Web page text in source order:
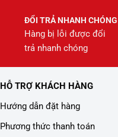
ĐỔI TRẢ NHANH CHÓNG
Hàng bị lỗi được đổi
trả nhanh chóng
HỖ TRỢ KHÁCH HÀNG
Hướng dẫn đặt hàng
Phương thức thanh toán